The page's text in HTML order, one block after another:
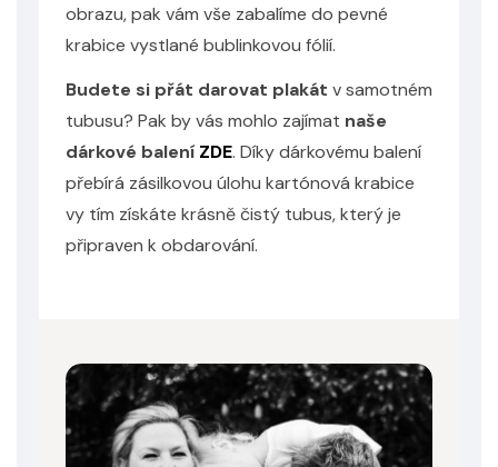
obrazu, pak vám vše zabalíme do pevné
krabice vystlané bublinkovou fólií.
Budete si přát darovat plakát v samotném
tubusu? Pak by vás mohlo zajímat naše
dárkové balení ZDE. Díky dárkovému balení
přebírá zásilkovou úlohu kartónová krabice
vy tím získáte krásně čistý tubus, který je
připraven k obdarování.
Powered by chaterimo